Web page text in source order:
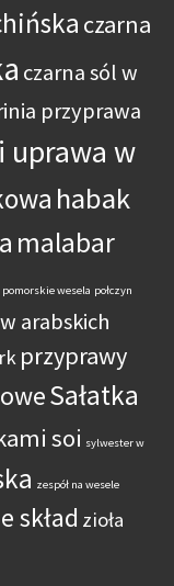
czarna
czarna sól w
przyprawa
uprawa w
habak
malabar
pomorskie wesela połczyn
arabskich
przyprawy
Sałatka
soi sylwester w
zespół na wesele
skład zioła